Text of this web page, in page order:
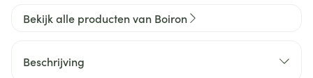
Bekijk alle producten van Boiron
Beschrijving